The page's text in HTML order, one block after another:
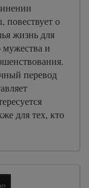
повествует о
жизнь для
и
перевод
для тех, кто